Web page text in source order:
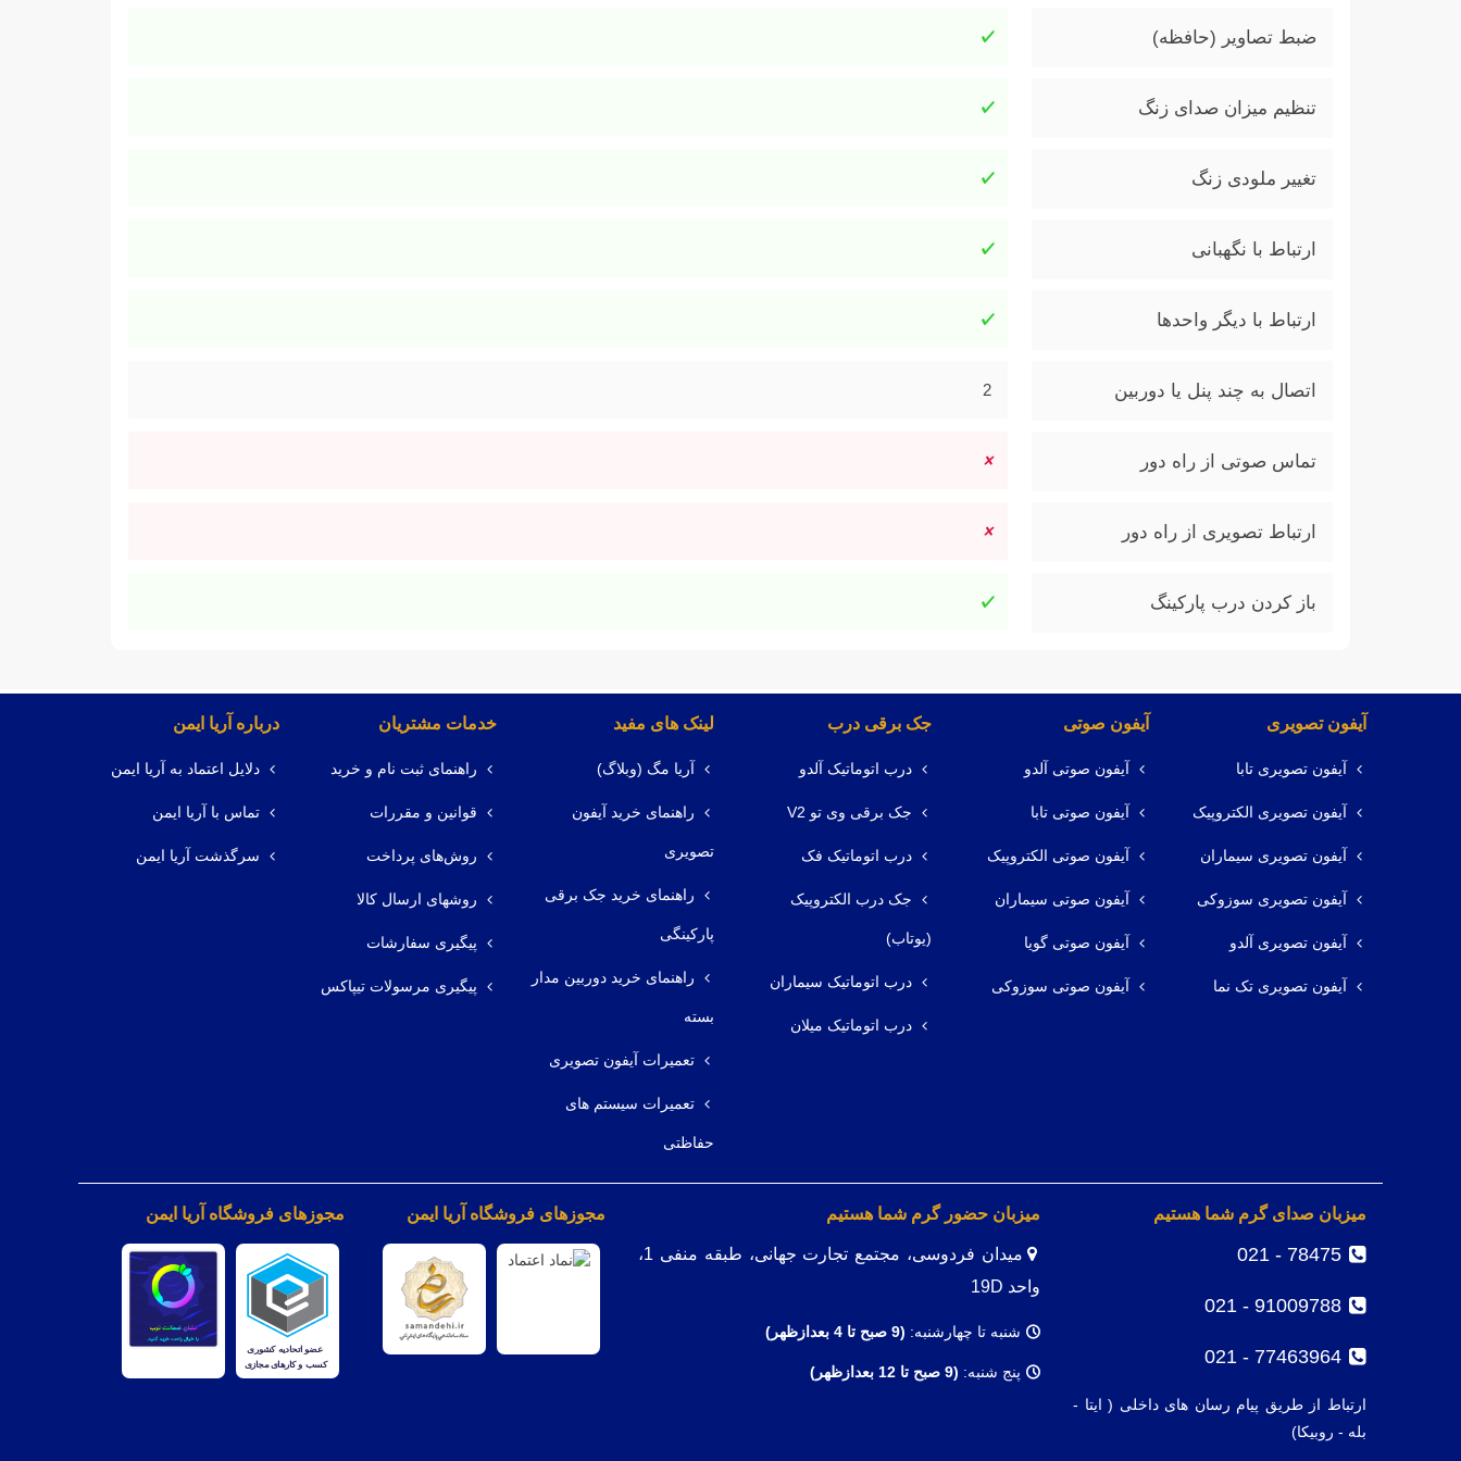
ضبط تصاویر (حافظه)
تنظیم میزان صدای زنگ
تغییر ملودی زنگ
ارتباط با نگهبانی
ارتباط با دیگر واحدها
اتصال به چند پنل یا دوربین 2
تماس صوتی از راه دور
ارتباط تصویری از راه دور
باز کردن درب پارکینگ
آیفون تصویری
آیفون تصویری تابا
آیفون تصویری الکتروپیک
آیفون تصویری سیماران
آیفون تصویری سوزوکی
آیفون تصویری آلدو
آیفون تصویری تک نما
آیفون صوتی
آیفون صوتی آلدو
آیفون صوتی تابا
آیفون صوتی الکتروپیک
آیفون صوتی سیماران
آیفون صوتی گویا
آیفون صوتی سوزوکی
جک برقی درب
درب اتوماتیک آلدو
جک برقی وی تو V2
درب اتوماتیک فک
جک درب الکتروپیک
(یوتاب)
درب اتوماتیک سیماران
درب اتوماتیک میلان
لینک های مفید
آریا مگ (وبلاگ)
راهنمای خرید آیفون
تصویری
راهنمای خرید جک برقی
پارکینگی
راهنمای خرید دوربین مدار
بسته
تعمیرات آیفون تصویری
تعمیرات سیستم های
حفاظتی
خدمات مشتریان
راهنمای ثبت نام و خرید
قوانین و مقررات
روش‌های پرداخت
روشهای ارسال کالا
پیگیری سفارشات
پیگیری مرسولات تیپاکس
درباره آریا ایمن
دلایل اعتماد به آریا ایمن
تماس با آریا ایمن
سرگذشت آریا ایمن
میزبان صدای گرم شما هستیم
78475 - 021
91009788 - 021
77463964 - 021
ارتباط از طریق پیام رسان های داخلی ( ایتا -
بله - روبیکا)
میزبان حضور گرم شما هستیم
میدان فردوسی، مجتمع تجارت جهانی، طبقه منفی 1،
واحد 19D
شنبه تا چهارشنبه: (9 صبح تا 4 بعدازظهر)
پنج شنبه: (9 صبح تا 12 بعدازظهر)
مجوزهای فروشگاه آریا ایمن مجوزهای فروشگاه آریا ایمن